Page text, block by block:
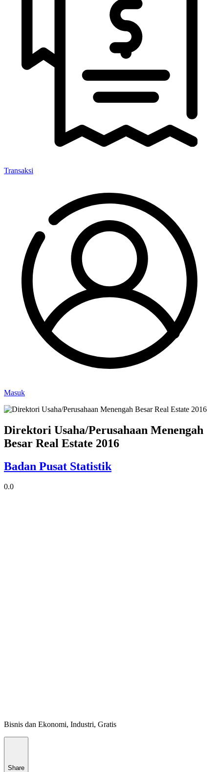
Transaksi
Masuk
Direktori Usaha/Perusahaan Menengah
Besar Real Estate 2016
Badan Pusat Statistik
0.0
Bisnis dan Ekonomi, Industri, Gratis
Share